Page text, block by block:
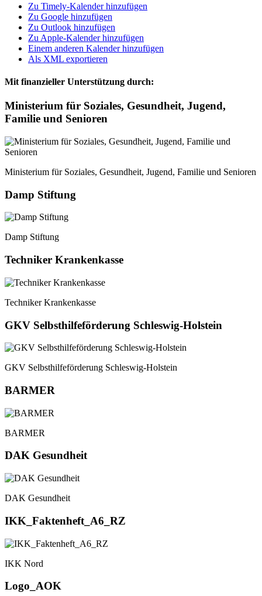
Zu Timely-Kalender hinzufügen
Zu Google hinzufügen
Zu Outlook hinzufügen
Zu Apple-Kalender hinzufügen
Einem anderen Kalender hinzufügen
Als XML exportieren
Mit finanzieller Unterstützung durch:
Ministerium für Soziales, Gesundheit, Jugend,
Familie und Senioren
Ministerium für Soziales, Gesundheit, Jugend, Familie und Senioren
Damp Stiftung
Damp Stiftung
Techniker Krankenkasse
Techniker Krankenkasse
GKV Selbsthilfeförderung Schleswig-Holstein
GKV Selbsthilfeförderung Schleswig-Holstein
BARMER
BARMER
DAK Gesundheit
DAK Gesundheit
IKK_Faktenheft_A6_RZ
IKK Nord
Logo_AOK